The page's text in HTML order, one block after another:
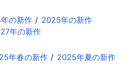
の新作
2025年の新作
年の新作
年春の新作
2025年夏の新作